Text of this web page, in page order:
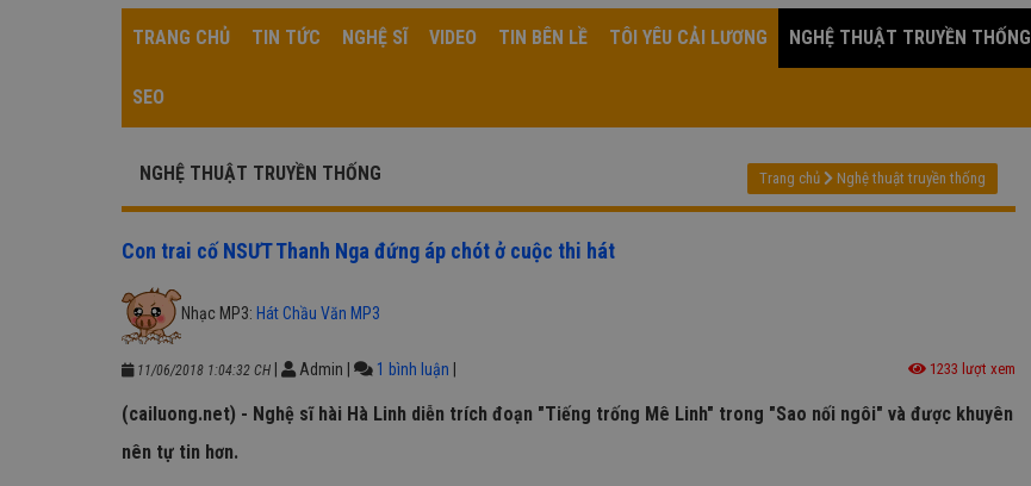
TRANG CHỦ TIN TỨC NGHỆ SĨ VIDEO TIN BÊN LỀ TÔI YÊU CẢI LƯƠNG NGHỆ THUẬT TRUYỀN THỐNG
SEO
NGHỆ THUẬT TRUYỀN THỐNG Trang chủ Nghệ thuật truyền thống
Con trai cố NSƯT Thanh Nga đứng áp chót ở cuộc thi hát
Nhạc MP3: Hát Chầu Văn MP3
11/06/2018 1:04:32 CH Admin 1 bình luận 1233 lượt xem
(cailuong.net) - Nghệ sĩ hài Hà Linh diễn trích đoạn "Tiếng trống Mê Linh" trong "Sao nối ngôi" và được khuyên
nên tự tin hơn.